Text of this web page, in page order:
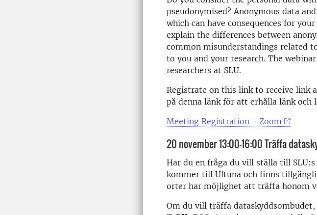
pseudonymised? Anonymous data
which can have consequences for
explain the differences between
common misunderstandings related
to you and your research. The
researchers at SLU.
Registrate on this link to receive link
på denna länk för att erhålla länk
Meeting Registration - Zoom
20 november 13:00–16:00 Träffa
Har du en fråga du vill ställa till
kommer till Ultuna och finns
orter har möjlighet att träffa honom
Om du vill träffa